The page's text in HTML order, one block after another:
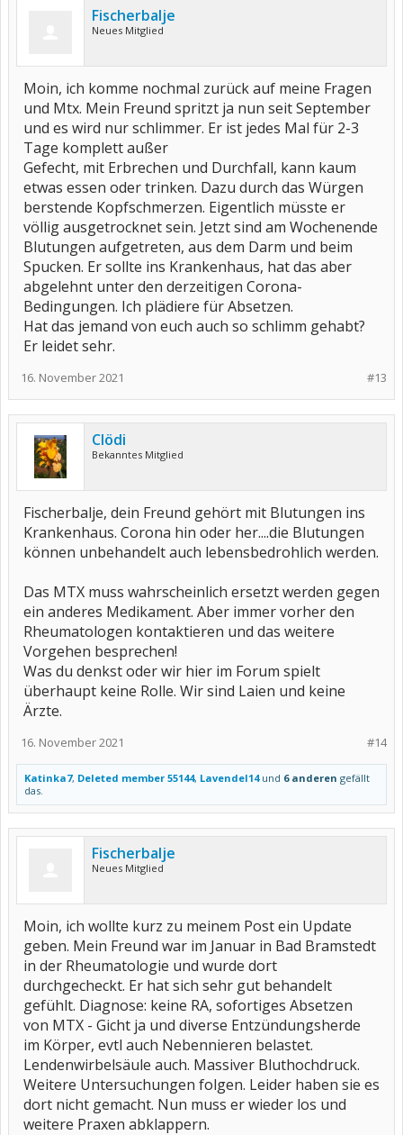
Fischerbalje
Neues Mitglied
Moin, ich komme nochmal zurück auf meine Fragen
und Mtx. Mein Freund spritzt ja nun seit September
und es wird nur schlimmer. Er ist jedes Mal für 2-3
Tage komplett außer
Gefecht, mit Erbrechen und Durchfall, kann kaum
etwas essen oder trinken. Dazu durch das Würgen
berstende Kopfschmerzen. Eigentlich müsste er
völlig ausgetrocknet sein. Jetzt sind am Wochenende
Blutungen aufgetreten, aus dem Darm und beim
Spucken. Er sollte ins Krankenhaus, hat das aber
abgelehnt unter den derzeitigen Corona-
Bedingungen. Ich plädiere für Absetzen.
Hat das jemand von euch auch so schlimm gehabt?
Er leidet sehr.
#13
16. November 2021
Clödi
Bekanntes Mitglied
Fischerbalje, dein Freund gehört mit Blutungen ins
Krankenhaus. Corona hin oder her....die Blutungen
können unbehandelt auch lebensbedrohlich werden.
Das MTX muss wahrscheinlich ersetzt werden gegen
ein anderes Medikament. Aber immer vorher den
Rheumatologen kontaktieren und das weitere
Vorgehen besprechen!
Was du denkst oder wir hier im Forum spielt
überhaupt keine Rolle. Wir sind Laien und keine
Ärzte.
#14
16. November 2021
Katinka7, Deleted member 55144, Lavendel14und 6 anderen gefällt
das.
Fischerbalje
Neues Mitglied
Moin, ich wollte kurz zu meinem Post ein Update
geben. Mein Freund war im Januar in Bad Bramstedt
in der Rheumatologie und wurde dort
durchgecheckt. Er hat sich sehr gut behandelt
gefühlt. Diagnose: keine RA, sofortiges Absetzen
von MTX - Gicht ja und diverse Entzündungsherde
im Körper, evtl auch Nebennieren belastet.
Lendenwirbelsäule auch. Massiver Bluthochdruck.
Weitere Untersuchungen folgen. Leider haben sie es
dort nicht gemacht. Nun muss er wieder los und
weitere Praxen abklappern.